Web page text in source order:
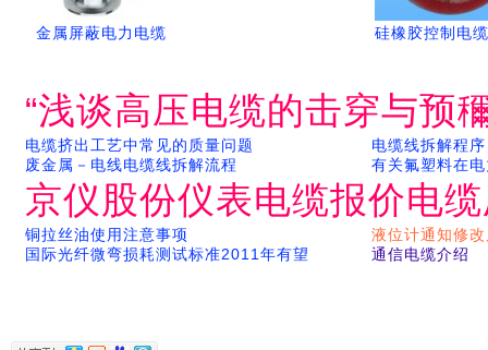
金属屏蔽电力电缆 硅橡胶控制电缆
“浅谈高压电缆的击穿与预
电缆挤出工艺中常见的质量问题
电缆线拆解程序
废金属－电线电缆线拆解流程
有关氟塑料在
京仪股份仪表电缆报价电
铜拉丝油使用注意事项
液位计通知修
国际光纤微弯损耗测试标准2011年有望
通信电缆介绍